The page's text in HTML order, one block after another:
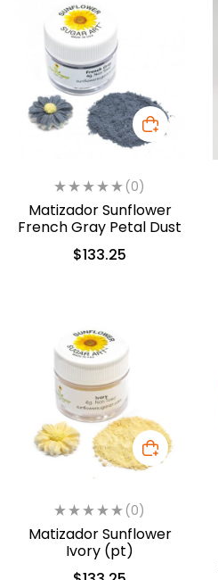
(0)
Matizador Sunflower
French Gray Petal Dust
$133.25
(0)
Matizador Sunflower
Ivory (pt)